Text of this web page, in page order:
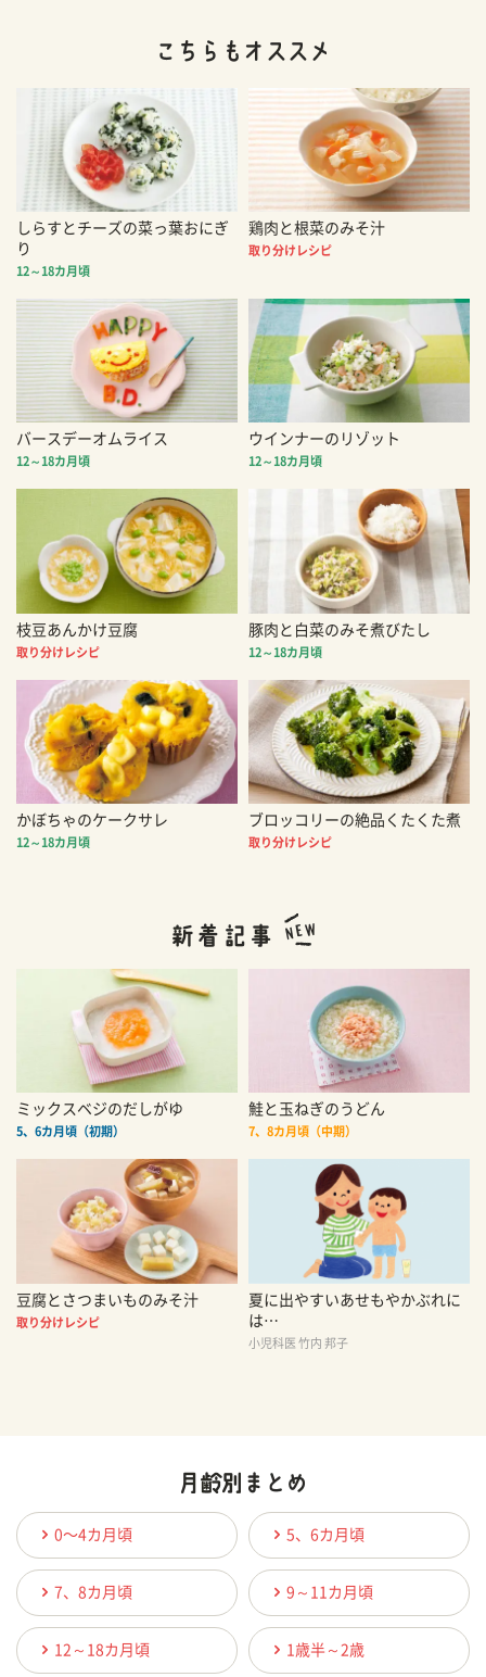
しらすとチーズの菜っ葉おにぎ
り
12～18カ月頃
鶏肉と根菜のみそ汁
取り分けレシピ
バースデーオムライス
12～18カ月頃
ウインナーのリゾット
12～18カ月頃
枝豆あんかけ豆腐
取り分けレシピ
豚肉と白菜のみそ煮びたし
12～18カ月頃
かぼちゃのケークサレ
12～18カ月頃
ブロッコリーの絶品くたくた煮
取り分けレシピ
ミックスベジのだしがゆ
5、6カ月頃（初期）
鮭と玉ねぎのうどん
7、8カ月頃（中期）
豆腐とさつまいものみそ汁
取り分けレシピ
夏に出やすいあせもやかぶれに
は…
小児科医 竹内 邦子
0〜4カ月頃 5、6カ月頃
7、8カ月頃 9～11カ月頃
12～18カ月頃 1歳半～2歳